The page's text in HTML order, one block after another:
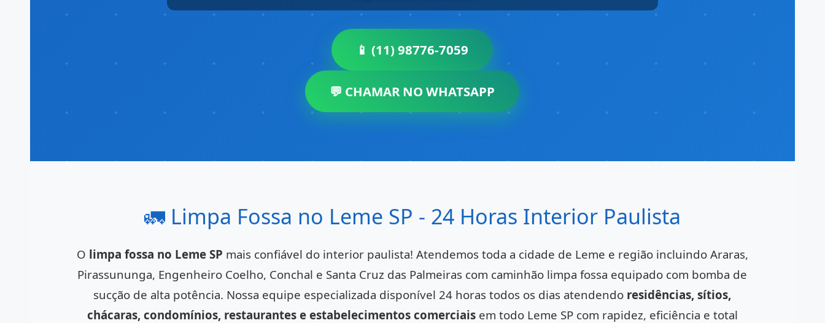
📱 (11) 98776-7059
💬 CHAMAR NO WHATSAPP
🚛 Limpa Fossa no Leme SP - 24 Horas Interior Paulista
O limpa fossa no Leme SP mais confiável do interior paulista! Atendemos toda a cidade de Leme e região incluindo Araras,
Pirassununga, Engenheiro Coelho, Conchal e Santa Cruz das Palmeiras com caminhão limpa fossa equipado com bomba de
sucção de alta potência. Nossa equipe especializada disponível 24 horas todos os dias atendendo residências, sítios,
chácaras, condomínios, restaurantes e estabelecimentos comerciaisem todo Leme SP com rapidez, eficiência e total